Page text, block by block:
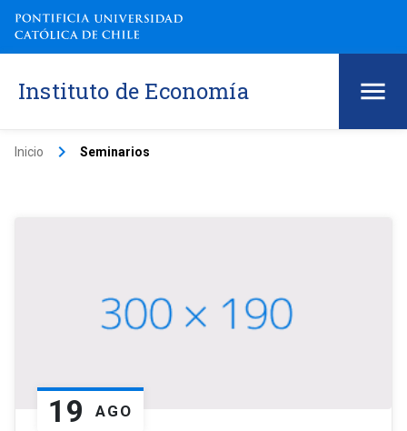
Instituto de Economía
Inicio keyboard_arrow_right Seminarios
19 AGO